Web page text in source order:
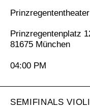
Prinzregententheater
Prinzregentenplatz
81675 München
04:00 PM
SEMIFINALS